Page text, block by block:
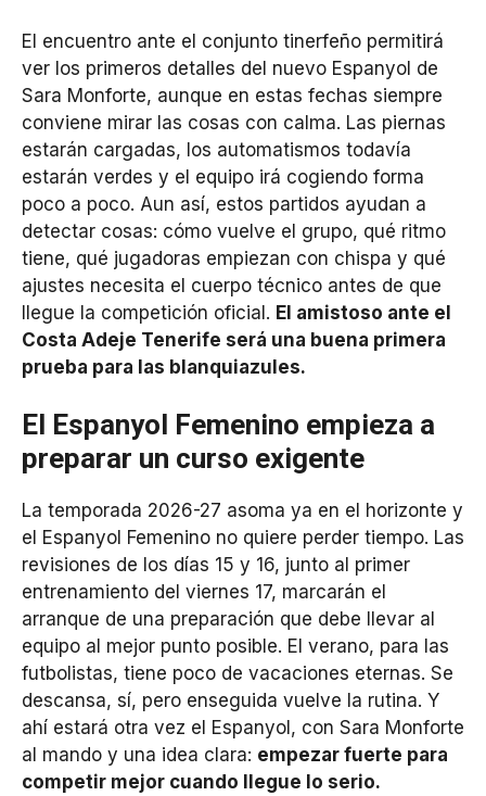
El encuentro ante el conjunto tinerfeño permitirá
ver los primeros detalles del nuevo Espanyol de
Sara Monforte, aunque en estas fechas siempre
conviene mirar las cosas con calma. Las piernas
estarán cargadas, los automatismos todavía
estarán verdes y el equipo irá cogiendo forma
poco a poco. Aun así, estos partidos ayudan a
detectar cosas: cómo vuelve el grupo, qué ritmo
tiene, qué jugadoras empiezan con chispa y qué
ajustes necesita el cuerpo técnico antes de que
llegue la competición oficial. El amistoso ante el
Costa Adeje Tenerife será una buena primera
prueba para las blanquiazules.
El Espanyol Femenino empieza a
preparar un curso exigente
La temporada 2026-27 asoma ya en el horizonte y
el Espanyol Femenino no quiere perder tiempo. Las
revisiones de los días 15 y 16, junto al primer
entrenamiento del viernes 17, marcarán el
arranque de una preparación que debe llevar al
equipo al mejor punto posible. El verano, para las
futbolistas, tiene poco de vacaciones eternas. Se
descansa, sí, pero enseguida vuelve la rutina. Y
ahí estará otra vez el Espanyol, con Sara Monforte
al mando y una idea clara: empezar fuerte para
competir mejor cuando llegue lo serio.